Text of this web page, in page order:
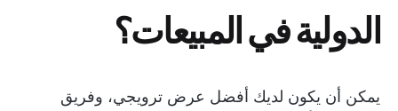
الدولية في المبيعات؟
يمكن أن يكون لديك أفضل عرض ترويجي، وفريق